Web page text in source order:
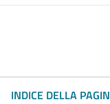
INDICE DELLA